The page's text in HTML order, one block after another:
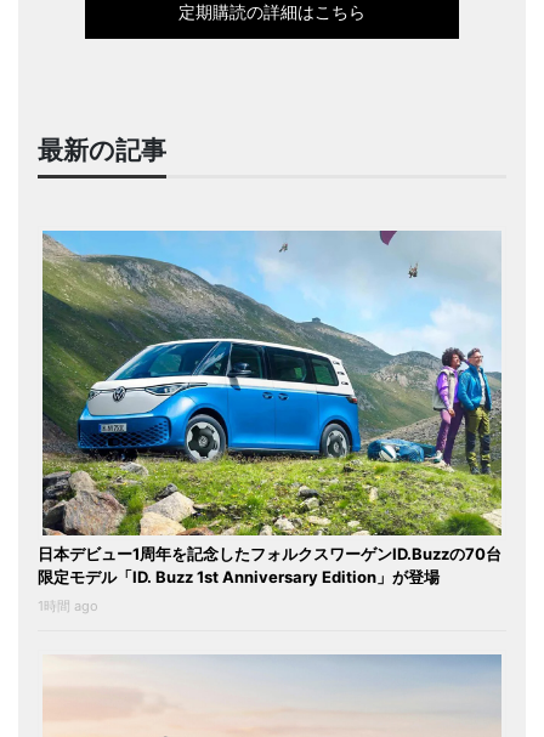
定期購読の詳細はこちら
最新の記事
日本デビュー1周年を記念したフォルクスワーゲンID.Buzzの70台
限定モデル「ID. Buzz 1st Anniversary Edition」が登場
1時間 ago